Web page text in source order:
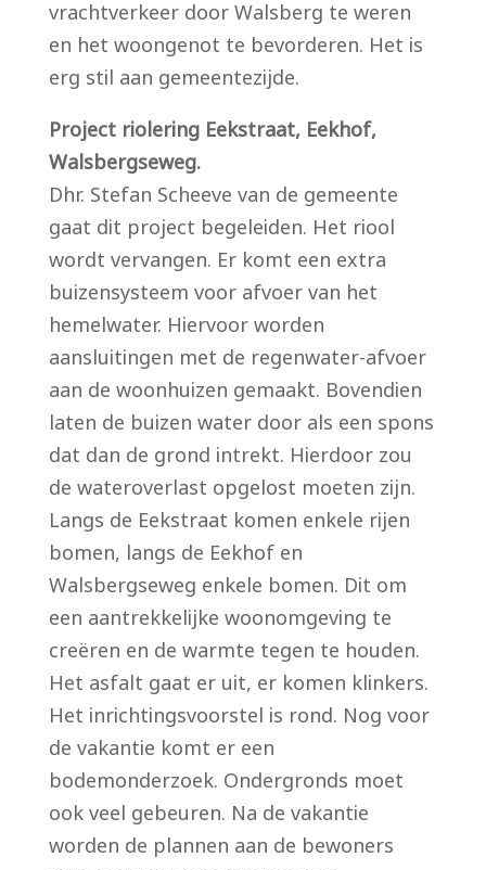
vrachtverkeer door Walsberg te weren
en het woongenot te bevorderen. Het is
erg stil aan gemeentezijde.
Project riolering Eekstraat, Eekhof,
Walsbergseweg.
Dhr. Stefan Scheeve van de gemeente
gaat dit project begeleiden. Het riool
wordt vervangen. Er komt een extra
buizensysteem voor afvoer van het
hemelwater. Hiervoor worden
aansluitingen met de regenwater-afvoer
aan de woonhuizen gemaakt. Bovendien
laten de buizen water door als een spons
dat dan de grond intrekt. Hierdoor zou
de wateroverlast opgelost moeten zijn.
Langs de Eekstraat komen enkele rijen
bomen, langs de Eekhof en
Walsbergseweg enkele bomen. Dit om
een aantrekkelijke woonomgeving te
creëren en de warmte tegen te houden.
Het asfalt gaat er uit, er komen klinkers.
Het inrichtingsvoorstel is rond. Nog voor
de vakantie komt er een
bodemonderzoek. Ondergronds moet
ook veel gebeuren. Na de vakantie
worden de plannen aan de bewoners